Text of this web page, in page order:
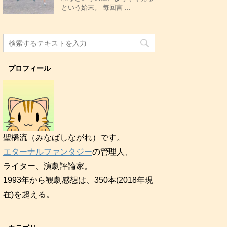
という始末。 毎回言 ...
プロフィール
聖橋流（みなばしながれ）です。
エターナルファンタジーの管理人、
ライター、演劇評論家。
1993年から観劇感想は、350本(2018年現
在)を超える。